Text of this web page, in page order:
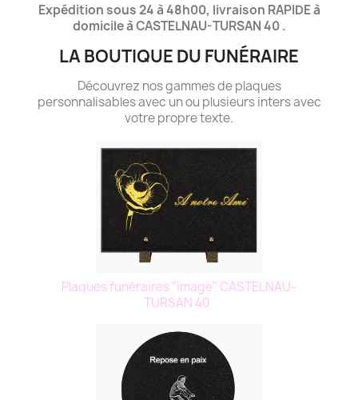
Expédition sous 24 à 48h00, livraison RAPIDE à
domicile à CASTELNAU-TURSAN 40 .
LA BOUTIQUE DU FUNÉRAIRE
Découvrez nos gammes de plaques
personnalisables avec un ou plusieurs inters avec
votre propre texte.
Plaques funéraires "image" CASTELNAU-
TURSAN 40